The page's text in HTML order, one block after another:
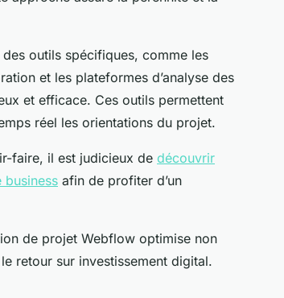
outils spécifiques, comme les
et les plateformes d’analyse des
et efficace. Ces outils permettent
réel les orientations du projet.
faire, il est judicieux de découvrir
afin de profiter d’un
de projet Webflow optimise non
retour sur investissement digital.